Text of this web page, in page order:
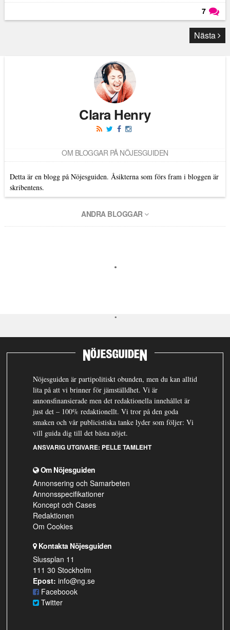
7
Läs kommentarer (7)
Nästa
Clara Henry
OM BLOGGAR PÅ NÖJESGUIDEN
Detta är en blogg på Nöjesguiden. Åsikterna som förs fram i bloggen är
skribentens.
ANDRA BLOGGAR
Nöjesguiden är partipolitiskt obunden, men du kan alltid
lita på att vi brinner för jämställdhet. Vi är
annonsfinansierade men det redaktionella innehållet är
just det – 100% redaktionellt. Vi tror på den goda
smaken och vår publicistiska tanke lyder som följer: Vi
vill guida dig till det bästa nöjet.
ANSVARIG UTGIVARE: PELLE TAMLEHT
Om Nöjesguiden
Annonsering och Samarbeten
Annonsspecifikationer
Koncept och Cases
Redaktionen
Om Cookies
Kontakta Nöjesguiden
Slussplan 11
111 30 Stockholm
Epost: info@ng.se
Faceboook
Twitter